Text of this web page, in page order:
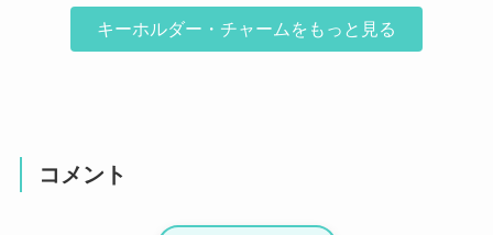
キーホルダー・チャームをもっと見る
コメント